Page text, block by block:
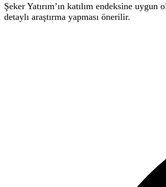
Şeker Yatırım’ın katılım endeksine
detaylı araştırma yapması önerilir.